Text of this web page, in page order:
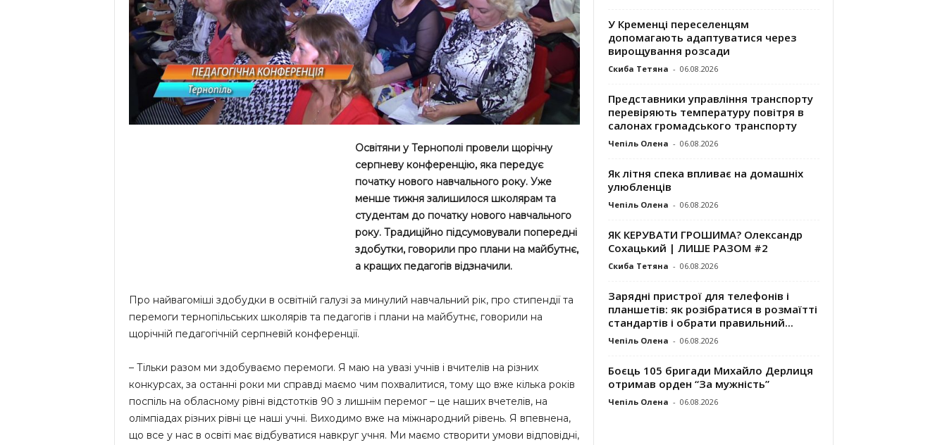
Освітяни у Тернополі провели щорічну
серпневу конференцію, яка передує
початку нового навчального року. Уже
менше тижня залишилося школярам та
студентам до початку нового навчального
року. Традиційно підсумовували попередні
здобутки, говорили про плани на майбутнє,
а кращих педагогів відзначили.
Про найвагоміші здобудки в освітній галузі за минулий навчальний рік, про стипендії та
перемоги тернопільських школярів та педагогів і плани на майбутнє, говорили на
щорічній педагогічній серпневій конференції.
– Тільки разом ми здобуваємо перемоги. Я маю на увазі учнів і вчителів на різних
конкурсах, за останні роки ми справді маємо чим похвалитися, тому що вже кілька років
поспіль на обласному рівні відстотків 90 з лишнім перемог – це наших вчетелів, на
олімпіадах різних рівні це наші учні. Виходимо вже на міжнародний рівень. Я впевнена,
що все у нас в освіті має відбуватися навкруг учня. Ми маємо створити умови відповідні,
У Кременці переселенцям
допомагають адаптуватися через
вирощування розсади
Скиба Тетяна - 06.08.2026
Представники управління транспорту
перевіряють температуру повітря в
салонах громадського транспорту
Чепіль Олена - 06.08.2026
Як літня спека впливає на домашніх
улюбленців
Чепіль Олена - 06.08.2026
ЯК КЕРУВАТИ ГРОШИМА? Олександр
Сохацький | ЛИШЕ РАЗОМ #2
Скиба Тетяна - 06.08.2026
Зарядні пристрої для телефонів і
планшетів: як розібратися в розмаїтті
стандартів і обрати правильний...
Чепіль Олена - 06.08.2026
Боєць 105 бригади Михайло Дерлиця
отримав орден “За мужність”
Чепіль Олена - 06.08.2026